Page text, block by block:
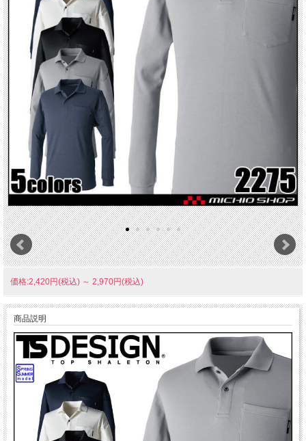
価格:2,420円(税込) ～ 2,970円(税込)
商品説明